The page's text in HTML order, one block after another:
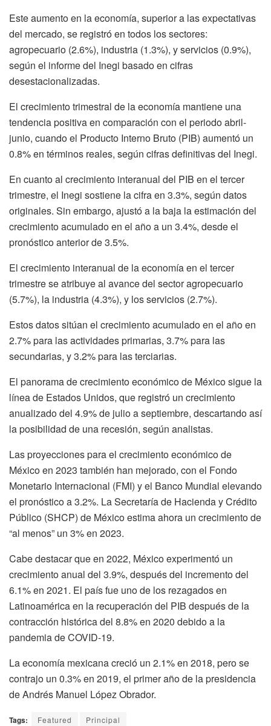
Este aumento en la economía, superior a las expectativas
del mercado, se registró en todos los sectores:
agropecuario (2.6%), industria (1.3%), y servicios (0.9%),
según el informe del Inegi basado en cifras
desestacionalizadas.
El crecimiento trimestral de la economía mantiene una
tendencia positiva en comparación con el periodo abril-
junio, cuando el Producto Interno Bruto (PIB) aumentó un
0.8% en términos reales, según cifras definitivas del Inegi.
En cuanto al crecimiento interanual del PIB en el tercer
trimestre, el Inegi sostiene la cifra en 3.3%, según datos
originales. Sin embargo, ajustó a la baja la estimación del
crecimiento acumulado en el año a un 3.4%, desde el
pronóstico anterior de 3.5%.
El crecimiento interanual de la economía en el tercer
trimestre se atribuye al avance del sector agropecuario
(5.7%), la industria (4.3%), y los servicios (2.7%).
Estos datos sitúan el crecimiento acumulado en el año en
2.7% para las actividades primarias, 3.7% para las
secundarias, y 3.2% para las terciarias.
El panorama de crecimiento económico de México sigue la
línea de Estados Unidos, que registró un crecimiento
anualizado del 4.9% de julio a septiembre, descartando así
la posibilidad de una recesión, según analistas.
Las proyecciones para el crecimiento económico de
México en 2023 también han mejorado, con el Fondo
Monetario Internacional (FMI) y el Banco Mundial elevando
el pronóstico a 3.2%. La Secretaría de Hacienda y Crédito
Público (SHCP) de México estima ahora un crecimiento de
“al menos” un 3% en 2023.
Cabe destacar que en 2022, México experimentó un
crecimiento anual del 3.9%, después del incremento del
6.1% en 2021. El país fue uno de los rezagados en
Latinoamérica en la recuperación del PIB después de la
contracción histórica del 8.8% en 2020 debido a la
pandemia de COVID-19.
La economía mexicana creció un 2.1% en 2018, pero se
contrajo un 0.3% en 2019, el primer año de la presidencia
de Andrés Manuel López Obrador.
Tags: Featured Principal